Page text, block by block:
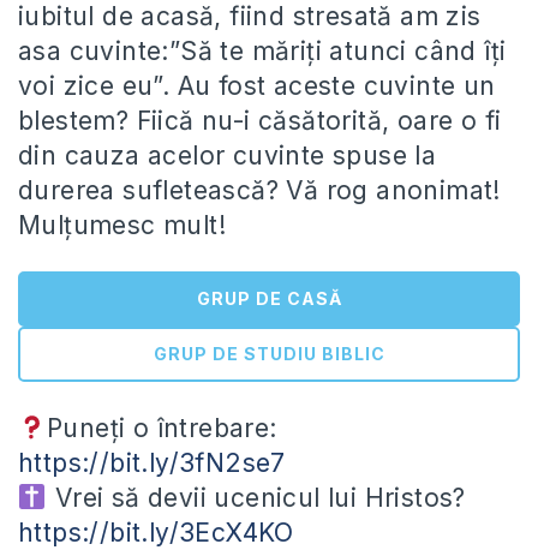
iubitul de acasă, fiind stresată am zis
asa cuvinte:”Să te măriți atunci când îți
voi zice eu”. Au fost aceste cuvinte un
blestem? Fiică nu-i căsătorită, oare o fi
din cauza acelor cuvinte spuse la
durerea sufletească? Vă rog anonimat!
Mulțumesc mult!
GRUP DE CASĂ
GRUP DE STUDIU BIBLIC
Puneți o întrebare:
https://bit.ly/3fN2se7
Vrei să devii ucenicul lui Hristos?
https://bit.ly/3EcX4KO